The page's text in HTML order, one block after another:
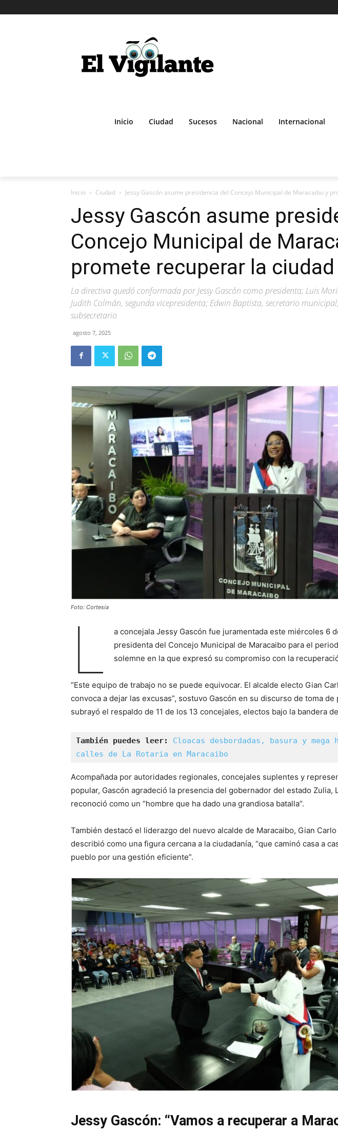
Inicio Ciudad Sucesos Nacional Internacional
Inicio Ciudad Jessy Gascón asume presidencia del Concejo Municipal de Maracaibo y
Jessy Gascón asume
Concejo Municipal de
promete recuperar la ciudad
La directiva quedó conformada por Jessy Gascón como presidenta; Luis
Judith Colmán, segunda vicepresidenta; Edwin Baptista, secretario
subsecretario
agosto 7, 2025
Foto: Cortesía
L
a concejala Jessy Gascón fue juramentada este miércoles 6
presidenta del Concejo Municipal de Maracaibo para el
solemne en la que expresó su compromiso con la
“Este equipo de trabajo no se puede equivocar. El alcalde electo Gian
convoca a dejar las excusas”, sostuvo Gascón en su discurso de toma
subrayó el respaldo de 11 de los 13 concejales, electos bajo la bandera
También puedes leer:
Cloacas desbordadas, basura y mega
calles de La Rotaria en Maracaibo
Acompañada por autoridades regionales, concejales suplentes y
popular, Gascón agradeció la presencia del gobernador del estado Zulia,
reconoció como un “hombre que ha dado una grandiosa batalla”.
También destacó el liderazgo del nuevo alcalde de Maracaibo, Gian
describió como una figura cercana a la ciudadanía, “que caminó casa a
pueblo por una gestión eficiente”.
Jessy Gascón: “Vamos a recuperar a